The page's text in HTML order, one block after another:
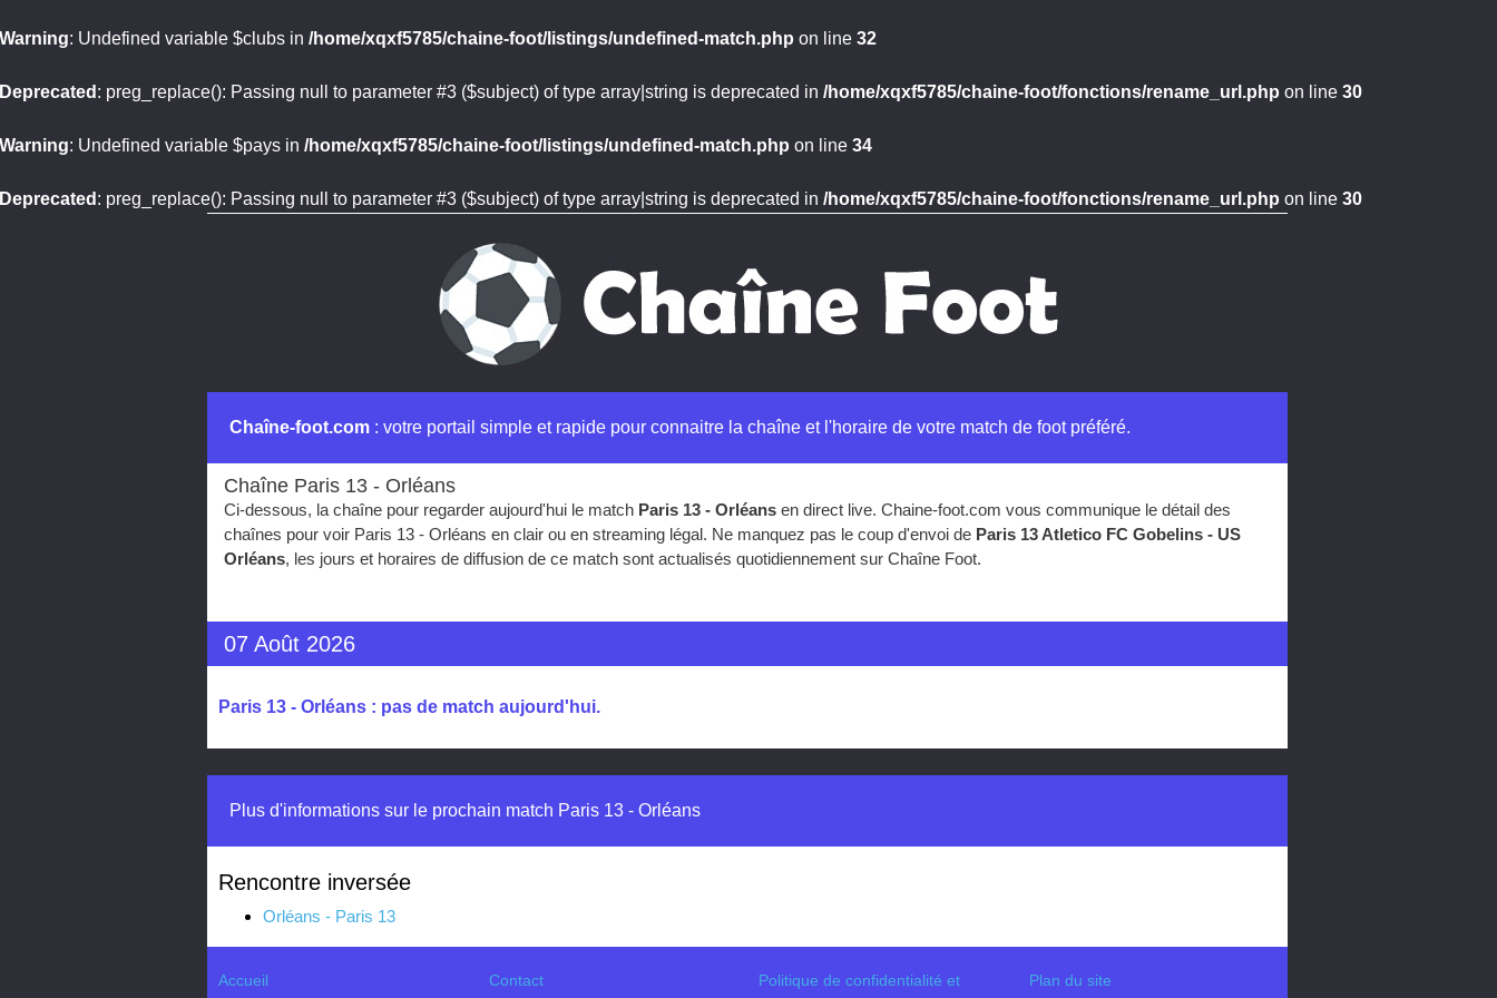
Warning: Undefined variable $clubs in /home/xqxf5785/chaine-foot/listings/undefined-match.php on line 32
Deprecated : preg_replace(): Passing null to parameter #3 ($subject) of type array|string is deprecated in /home/xqxf5785/chaine-foot/fonctions/rename_url.php on line 30
Warning: Undefined variable $pays in /home/xqxf5785/chaine-foot/listings/undefined-match.php on line 34
Deprecated : preg_replace(): Passing null to parameter #3 ($subject) of type array|string is deprecated in /home/xqxf5785/chaine-foot/fonctions/rename_url.php on line 30
Chaîne-foot.com : votre portail simple et rapide pour connaitre la chaîne et l'horaire de votre match de foot préféré.
Chaîne Paris 13 - Orléans
Ci-dessous, la chaîne pour regarder aujourd'hui le match Paris 13 - Orléans en direct live. Chaine-foot.com vous communique le détail des
chaînes pour voir Paris 13 - Orléans en clair ou en streaming légal. Ne manquez pas le coup d'envoi de Paris 13 Atletico FC Gobelins - US
Orléans, les jours et horaires de diffusion de ce match sont actualisés quotidiennement sur Chaîne Foot.
07 Août 2026
Paris 13 - Orléans : pas de match aujourd'hui.
Plus d'informations sur le prochain match Paris 13 - Orléans
Rencontre inversée
Orléans - Paris 13
Accueil Contact
Politique de confidentialité et
Plan du site